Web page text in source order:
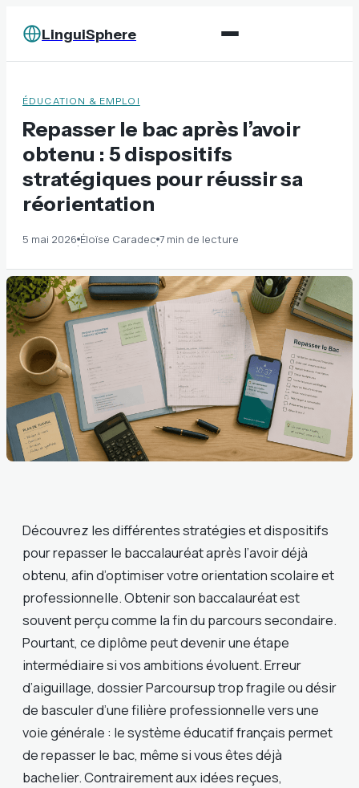
LinguiSphere
ÉDUCATION & EMPLOI
Repasser le bac après l’avoir
obtenu : 5 dispositifs
stratégiques pour réussir sa
réorientation
5 mai 2026·Éloïse Caradec·7 min de lecture
Découvrez les différentes stratégies et dispositifs
pour repasser le baccalauréat après l’avoir déjà
obtenu, afin d’optimiser votre orientation scolaire et
professionnelle. Obtenir son baccalauréat est
souvent perçu comme la fin du parcours secondaire.
Pourtant, ce diplôme peut devenir une étape
intermédiaire si vos ambitions évoluent. Erreur
d’aiguillage, dossier Parcoursup trop fragile ou désir
de basculer d’une filière professionnelle vers une
voie générale : le système éducatif français permet
de repasser le bac, même si vous êtes déjà
bachelier. Contrairement aux idées reçues,